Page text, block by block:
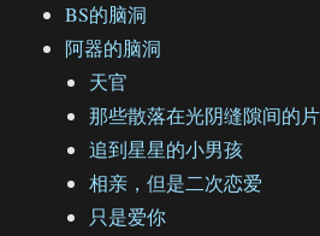
BS的脑洞
阿器的脑洞
天官
那些散落在光阴缝隙间的
追到星星的小男孩
相亲，但是二次恋爱
只是爱你